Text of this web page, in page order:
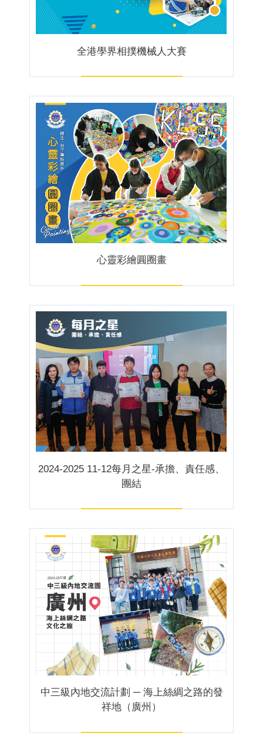
全港學界相撲機械人大賽
心靈彩繪圓圈畫
2024-2025 11-12每月之星-承擔、責任感、
團結
中三級內地交流計劃 ─ 海上絲綢之路的發
祥地（廣州）